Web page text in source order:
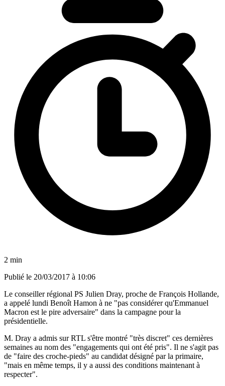
2 min
Publié le 20/03/2017 à 10:06
Le conseiller régional PS Julien Dray, proche de François Hollande,
a appelé lundi Benoît Hamon à ne "pas considérer qu'Emmanuel
Macron est le pire adversaire" dans la campagne pour la
présidentielle.
M. Dray a admis sur RTL s'être montré "très discret" ces dernières
semaines au nom des "engagements qui ont été pris". Il ne s'agit pas
de "faire des croche-pieds" au candidat désigné par la primaire,
"mais en même temps, il y a aussi des conditions maintenant à
respecter".